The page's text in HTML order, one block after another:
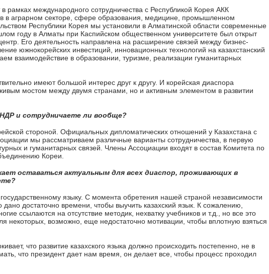
рамках международного сотрудничества с Республикой Корея АКК
в аграрном секторе, сфере образования, медицине, промышленном
Республики Корея мы установили в Алматинской области современные
году в Алматы при Каспийском общественном университете был открыт
Его деятельность направлена на расширение связей между бизнес-
южнокорейских инвестиций, инновационных технологий на казахстанский
взаимодействие в образовании, туризме, реализации гуманитарных
имеют большой интерес друг к другу. И корейская диаспора
мостом между двумя странами, но и активным элементом в развитии
и сотрудничаете ли вообще?
стороной. Официальных дипломатических отношений у Казахстана с
мы рассматриваем различные варианты сотрудничества, в первую
и гуманитарных связей. Члены Ассоциации входят в состав Комитета по
Кореи.
оставаться актуальным для всех диаспор, проживающих в
языку. С момента обретения нашей страной независимости
достаточно времени, чтобы выучить казахский язык. К сожалению,
ссылаются на отсутствие методик, нехватку учебников и т.д., но все это
некоторых, возможно, еще недостаточно мотивации, чтобы вплотную взяться
что развитие казахского языка должно происходить постепенно, не в
что президент дает нам время, он делает все, чтобы процесс проходил